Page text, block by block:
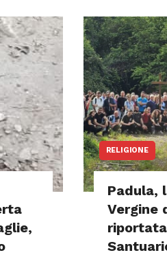
RELIGIONE
Padula,
Vergine